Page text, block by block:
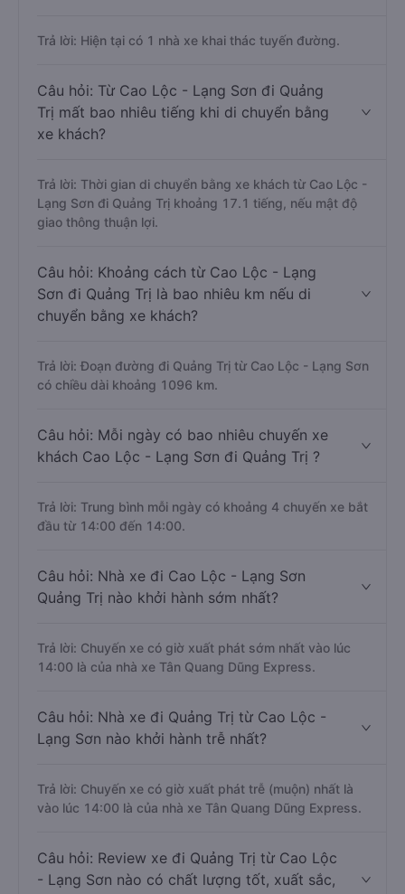
Trả lời: Hiện tại có 1 nhà xe khai thác tuyến đường.
Câu hỏi: Từ Cao Lộc - Lạng Sơn đi Quảng
Trị mất bao nhiêu tiếng khi di chuyển bằng
xe khách?
Trả lời: Thời gian di chuyển bằng xe khách từ Cao Lộc -
Lạng Sơn đi Quảng Trị khoảng 17.1 tiếng, nếu mật độ
giao thông thuận lợi.
Câu hỏi: Khoảng cách từ Cao Lộc - Lạng
Sơn đi Quảng Trị là bao nhiêu km nếu di
chuyển bằng xe khách?
Trả lời: Đoạn đường đi Quảng Trị từ Cao Lộc - Lạng Sơn
có chiều dài khoảng 1096 km.
Câu hỏi: Mỗi ngày có bao nhiêu chuyến xe
khách Cao Lộc - Lạng Sơn đi Quảng Trị ?
Trả lời: Trung bình mỗi ngày có khoảng 4 chuyến xe bắt
đầu từ 14:00 đến 14:00.
Câu hỏi: Nhà xe đi Cao Lộc - Lạng Sơn
Quảng Trị nào khởi hành sớm nhất?
Trả lời: Chuyến xe có giờ xuất phát sớm nhất vào lúc
14:00 là của nhà xe Tân Quang Dũng Express.
Câu hỏi: Nhà xe đi Quảng Trị từ Cao Lộc -
Lạng Sơn nào khởi hành trễ nhất?
Trả lời: Chuyến xe có giờ xuất phát trễ (muộn) nhất là
vào lúc 14:00 là của nhà xe Tân Quang Dũng Express.
Câu hỏi: Review xe đi Quảng Trị từ Cao Lộc
- Lạng Sơn nào có chất lượng tốt, xuất sắc,